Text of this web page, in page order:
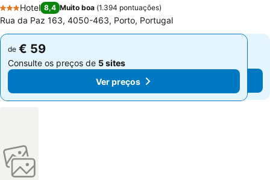
3 Estrelas
Hotel 8,4 Muito boa (1.394 pontuações)
Rua da Paz 163, 4050-463, Porto, Portugal
de € 59
Consulte os preços de 5 sites
Ver preços
de € 59
Consulte os preços de 5 sites
Ver preços